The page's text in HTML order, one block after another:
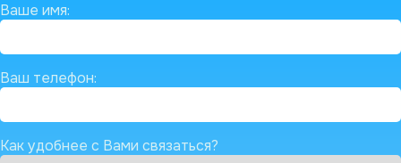
Ваше имя:
Ваш телефон:
Как удобнее с Вами связаться?